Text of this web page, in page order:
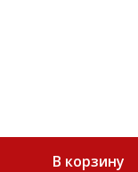
В корзину